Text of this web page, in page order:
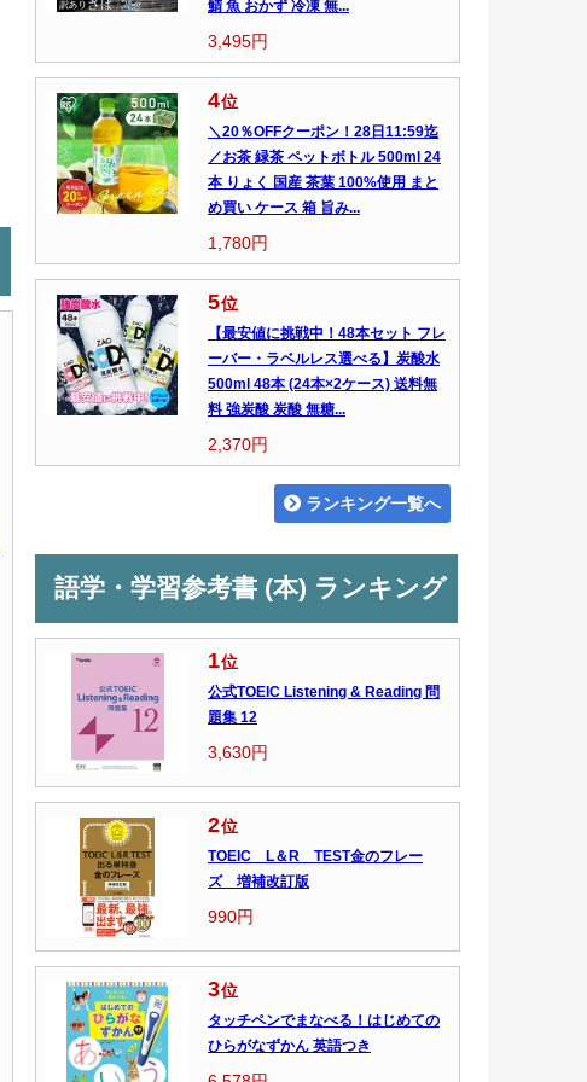
鯖 魚 おかず 冷凍 無...
3,495円
4位
＼20％OFFクーポン！28日11:59迄
／お茶 緑茶 ペットボトル 500ml 24
本 りょく 国産 茶葉 100%使用 まと
め買い ケース 箱 旨み...
1,780円
5位
【最安値に挑戦中！48本セット フレ
ーバー・ラベルレス選べる】炭酸水
500ml 48本 (24本×2ケース) 送料無
料 強炭酸 炭酸 無糖...
2,370円
ランキング一覧へ
語学・学習参考書 (本) ランキング
1位
公式TOEIC Listening & Reading 問
題集 12
3,630円
2位
TOEIC L＆R TEST金のフレー
ズ 増補改訂版
990円
3位
タッチペンでまなべる！はじめての
ひらがなずかん 英語つき